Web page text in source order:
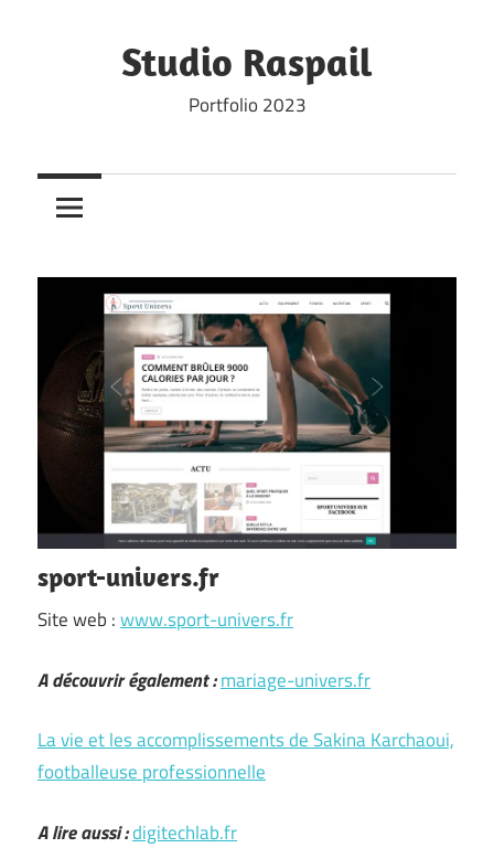
Studio Raspail
Portfolio 2023
sport-univers.fr
Site web :www.sport-univers.fr
A découvrir également :mariage-univers.fr
La vie et les accomplissements de Sakina Karchaoui,
footballeuse professionnelle
A lire aussi :digitechlab.fr